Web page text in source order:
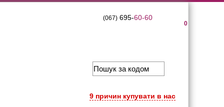
0
(067)695-60-60
9 причин купувати в нас